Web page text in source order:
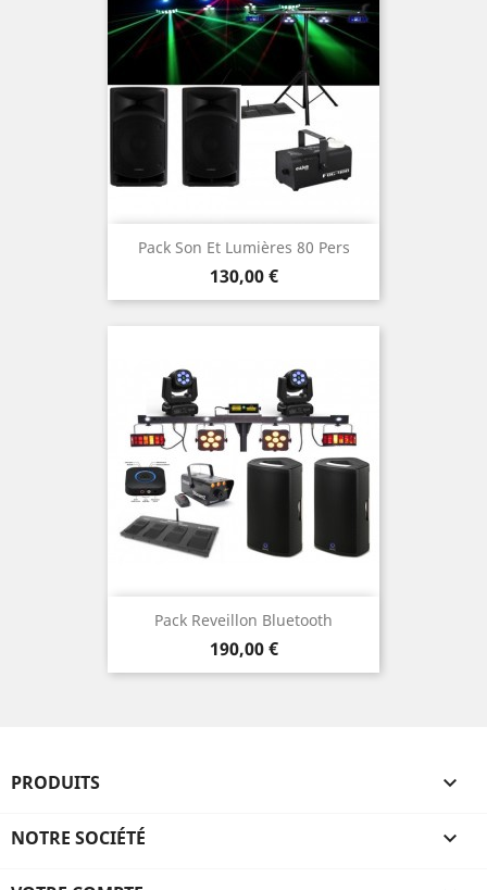
Pack Son Et Lumières 80 Pers
Prix
130,00 €
Pack Reveillon Bluetooth
Prix
190,00 €
PRODUITS 
NOTRE SOCIÉTÉ 